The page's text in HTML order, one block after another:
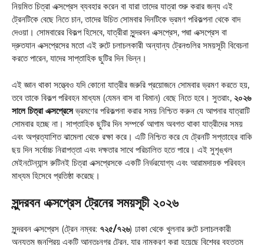
নিয়মিত চিত্রা এক্সপ্রেস ব্যবহার করেন বা যারা তাদের যাত্রা শুরু করার জন্য এই
ট্রেনটিকে বেছে নিতে চান, তাদের উচিত সোমবার দিনটিকে ভ্রমণ পরিকল্পনা থেকে বাদ
দেওয়া। সোমবারের বিকল্প হিসেবে, যাত্রীরা সুন্দরবন এক্সপ্রেস, পদ্মা এক্সপ্রেস বা
দ্রুতযান এক্সপ্রেসের মতো এই রুটে চলাচলকারী অন্যান্য ট্রেনগুলির সময়সূচী বিবেচনা
করতে পারেন, যাদের সাপ্তাহিক ছুটির দিন ভিন্ন।
এই জ্ঞান থাকা সত্ত্বেও যদি কোনো যাত্রীর জরুরি প্রয়োজনে সোমবার ভ্রমণ করতে হয়,
তবে তাকে বিকল্প পরিবহন মাধ্যম (যেমন বাস বা বিমান) বেছে নিতে হবে। সুতরাং, ২০২৬
সালে চিত্রা এক্সপ্রেসেভ্রমণের পরিকল্পনা করার সময় নিশ্চিত করুন যে আপনার যাত্রাটি
সোমবার হচ্ছে না। সাপ্তাহিক ছুটির দিন সম্পর্কে আগাম অবগত থাকা যাত্রীদের সময়
এবং অপ্রত্যাশিত ঝামেলা থেকে রক্ষা করে। এটি নিশ্চিত করে যে ট্রেনটি সপ্তাহের বাকি
ছয় দিন সর্বোচ্চ নিরাপত্তা এবং দক্ষতার সাথে পরিচালিত হতে পারে। এই সুশৃঙ্খল
মেইনটেন্যান্স রুটিনই চিত্রা এক্সপ্রেসকে একটি নির্ভরযোগ্য এবং আরামদায়ক পরিবহন
মাধ্যম হিসেবে প্রতিষ্ঠা করেছে।
সুন্দরবন এক্সপ্রেস ট্রেনের সময়সূচী ২০২৬
সুন্দরবন এক্সপ্রেস (ট্রেন নম্বর: ৭২৫/৭২৬) ঢাকা থেকে খুলনার রুটে চলাচলকারী
অন্যতম জনপ্রিয় একটি আন্তঃনগর ট্রেন, যার নামকরণ করা হয়েছে বিশ্বের বৃহত্তম